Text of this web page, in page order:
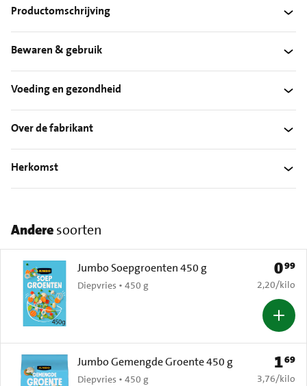
Productomschrijving
Bewaren & gebruik
Voeding en gezondheid
Over de fabrikant
Herkomst
Anderesoorten
Jumbo Soepgroenten 450 g
Diepvries • 450 g
Prijs:
099
€ 2,20 per
2,20/kilo
Jumbo Gemengde Groente 450 g
Diepvries • 450 g
Prijs:
169
€ 3,76 per
3,76/kilo